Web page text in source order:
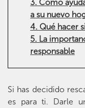
3. Cómo
a su nuevo
4. Qué hacer
5. La
responsable
Si has decidido
es para ti. Darle